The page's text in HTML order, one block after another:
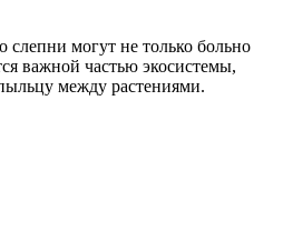
слепни могут не только больно
важной частью экосистемы,
между растениями.